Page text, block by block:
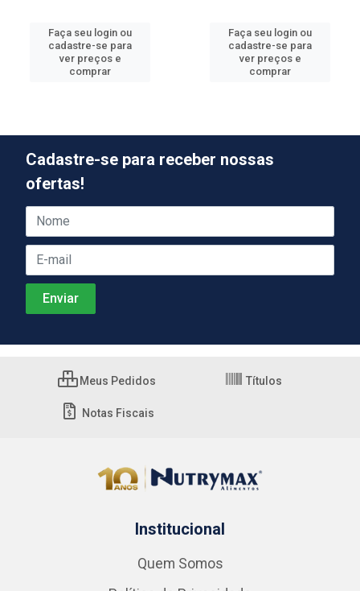
Faça seu login ou
cadastre-se para
ver preços e
comprar
Faça seu login ou
cadastre-se para
ver preços e
comprar
Cadastre-se para receber nossas
ofertas!
Meus Pedidos Títulos
Notas Fiscais
Institucional
Quem Somos